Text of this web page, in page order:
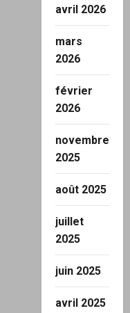
avril 2026
mars
2026
février
2026
novembre
2025
août 2025
juillet
2025
juin 2025
avril 2025